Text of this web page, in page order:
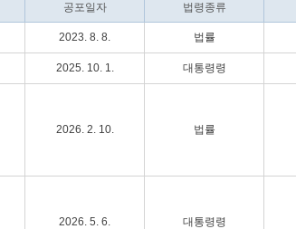
공포일자 법령종류
2023. 8. 8. 법률
2025. 10. 1. 대통령령
2026. 2. 10. 법률
2026. 5. 6. 대통령령